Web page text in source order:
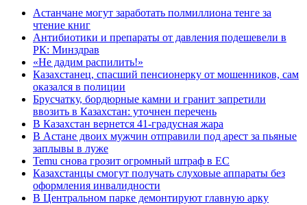
Астанчане могут заработать полмиллиона тенге за
чтение книг
Антибиотики и препараты от давления подешевели в
РК: Минздрав
«Не дадим распилить!»
Казахстанец, спасший пенсионерку от мошенников, сам
оказался в полиции
Брусчатку, бордюрные камни и гранит запретили
ввозить в Казахстан: уточнен перечень
В Казахстан вернется 41-градусная жара
В Астане двоих мужчин отправили под арест за пьяные
заплывы в луже
Temu снова грозит огромный штраф в ЕС
Казахстанцы смогут получать слуховые аппараты без
оформления инвалидности
В Центральном парке демонтируют главную арку